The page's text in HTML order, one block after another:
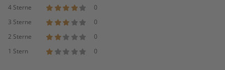
4 Sterne
0
3 Sterne
0
2 Sterne
0
1 Stern
0